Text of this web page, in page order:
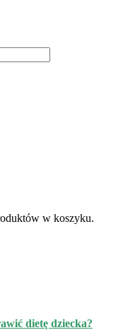
w koszyku.
dietę dziecka?